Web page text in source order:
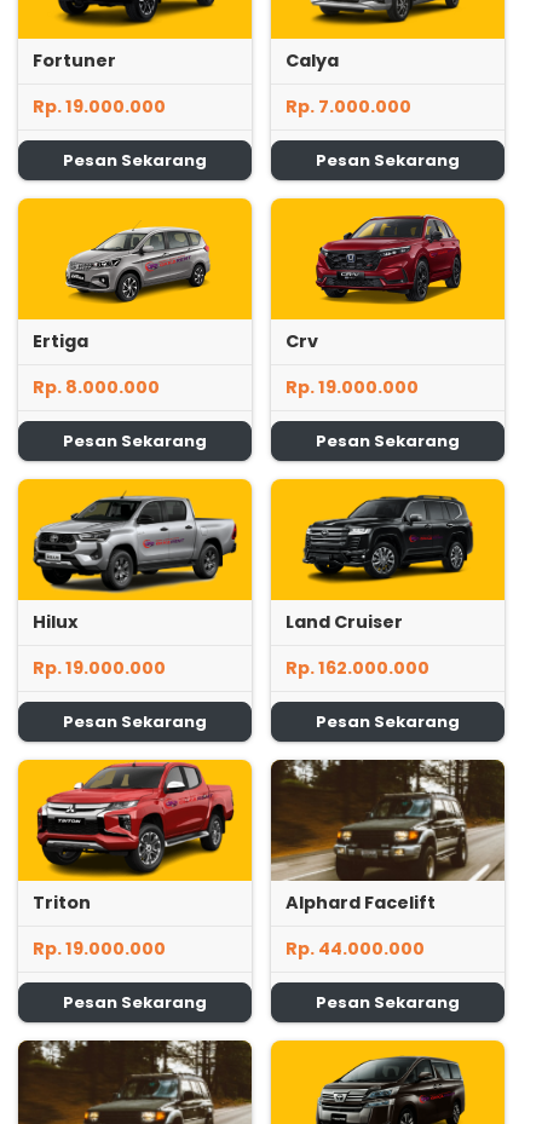
Fortuner
Rp. 19.000.000
Pesan Sekarang
Calya
Rp. 7.000.000
Pesan Sekarang
Ertiga
Rp. 8.000.000
Pesan Sekarang
Crv
Rp. 19.000.000
Pesan Sekarang
Hilux
Rp. 19.000.000
Pesan Sekarang
Land Cruiser
Rp. 162.000.000
Pesan Sekarang
Triton
Rp. 19.000.000
Pesan Sekarang
Alphard Facelift
Rp. 44.000.000
Pesan Sekarang